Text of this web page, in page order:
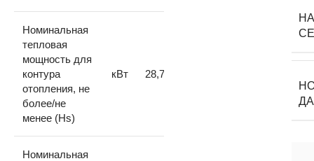
Номинальная
тепловая
мощность для
контура
отопления, не
более/не
менее (Hs)
кВт 28,7/12,2
Номинальная